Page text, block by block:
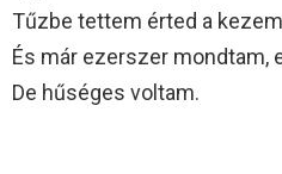
Tűzbe tettem érted a
És már ezerszer mondtam,
De hűséges voltam.